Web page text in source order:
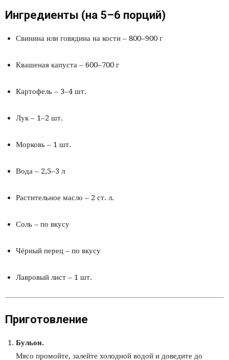
Ингредиенты (на 5–6 порций)
Свинина или говядина на кости – 800–900 г
Квашеная капуста – 600–700 г
Картофель – 3–4 шт.
Лук – 1–2 шт.
Морковь – 1 шт.
Вода – 2,5–3 л
Растительное масло – 2 ст. л.
Соль – по вкусу
Чёрный перец – по вкусу
Лавровый лист – 1 шт.
Приготовление
Бульон.
Мясо промойте, залейте холодной водой и доведите до